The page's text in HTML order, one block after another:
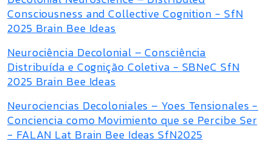
Consciousness and Collective Cognition - SfN
2025 Brain Bee Ideas
Neurociência Decolonial – Consciência
Distribuída e Cognição Coletiva - SBNeC SfN
2025 Brain Bee Ideas
Neurociencias Decoloniales – Yoes Tensionales -
Conciencia como Movimiento que se Percibe Ser
- FALAN Lat Brain Bee Ideas SfN2025